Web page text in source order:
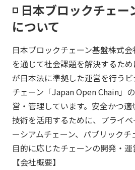
◽️ 日本ブロックチェ
について
日本ブロックチェーン基盤株式
を通じて社会課題を解決するた
が日本法に準拠した運営を行う
チェーン「Japan Open Chain」
営・管理しています。安全かつ
技術を活用するために、プライ
ーシアムチェーン、パブリック
目的に応じたチェーンの開発・運
【会社概要】